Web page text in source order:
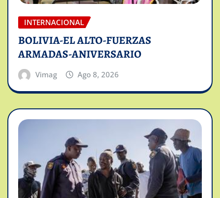
INTERNACIONAL
BOLIVIA-EL ALTO-FUERZAS
ARMADAS-ANIVERSARIO
Vimag Ago 8, 2026